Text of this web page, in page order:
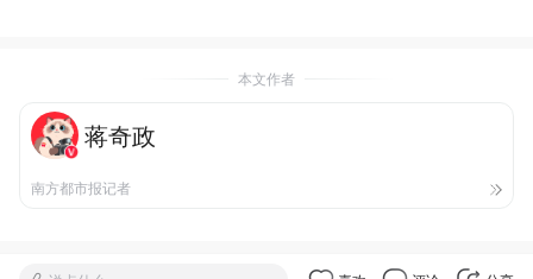
本文作者
蒋奇政
南方都市报记者